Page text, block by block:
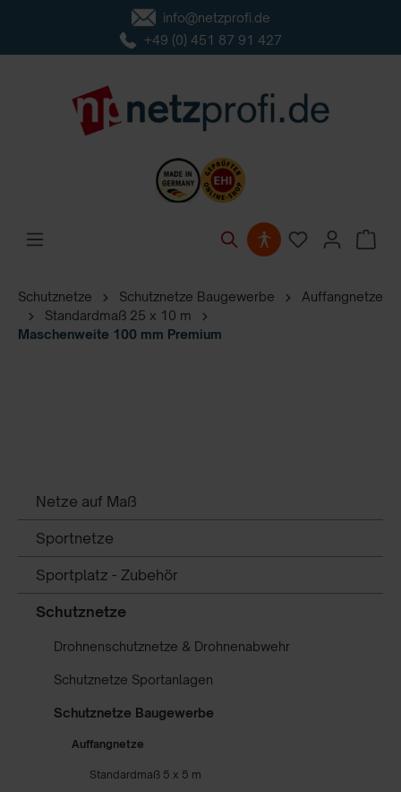
info@netzprofi.de
+49 (0) 451 87 91 427
Schutznetze Schutznetze Baugewerbe
Auffangnetze
Standardmaß 25 x 10 m
Maschenweite 100 mm Premium
Netze auf Maß
Sportnetze
Sportplatz - Zubehör
Schutznetze
Drohnenschutznetze & Drohnenabwehr
Schutznetze Sportanlagen
Schutznetze Baugewerbe
Auffangnetze
Standardmaß 5 x 5 m